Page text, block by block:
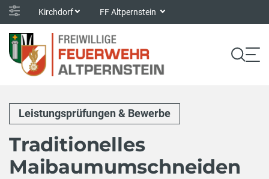
Kirchdorf FF Altpernstein
Leistungsprüfungen & Bewerbe
Traditionelles
Maibaumumschneiden